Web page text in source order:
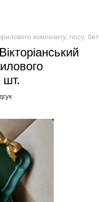
композиту, гіпсу,
шт.